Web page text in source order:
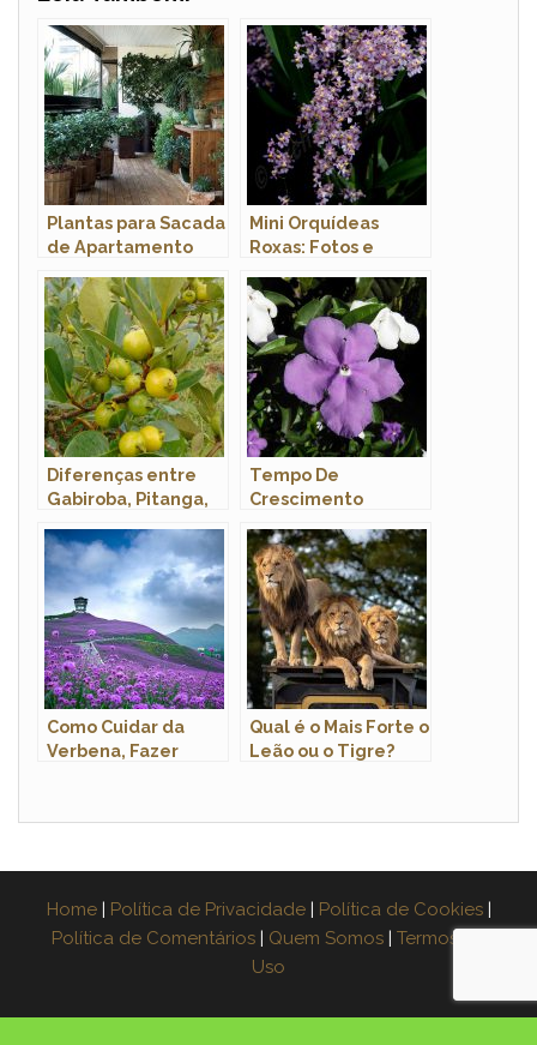
Plantas para Sacada
de Apartamento
Mini Orquídeas
Roxas: Fotos e
Diferenças entre
Gabiroba, Pitanga,
Tempo De
Crescimento
Qual É?
Como Cuidar da
Verbena, Fazer
Qual é o Mais Forte o
Leão ou o Tigre?
Home | Política de Privacidade | Política de Cookies |
Política de Comentários | Quem Somos | Termos de
Uso